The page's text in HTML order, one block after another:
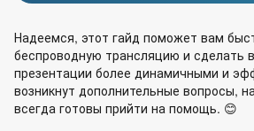
Надеемся, этот гайд поможет вам
беспроводную трансляцию и сделать
презентации более динамичными и
возникнут дополнительные вопросы,
всегда готовы прийти на помощь. 😊